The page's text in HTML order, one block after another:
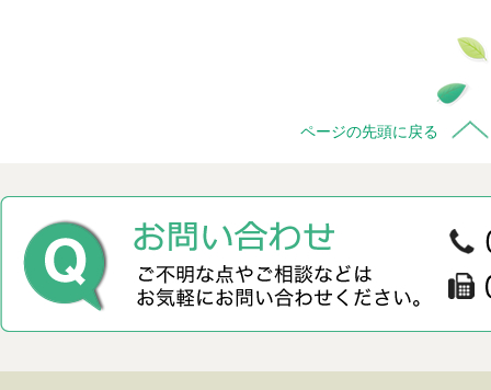
ページの先頭に戻る